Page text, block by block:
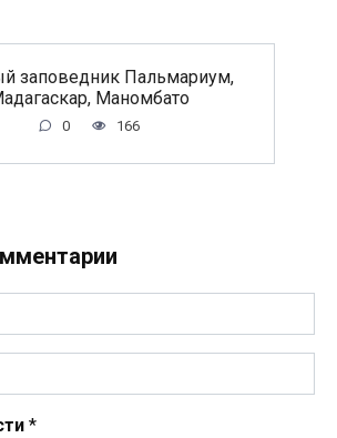
заповедник Пальмариум,
Маномбато
0 166
*